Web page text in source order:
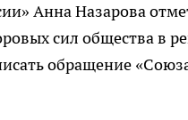
Анна Назарова
сил общества в
обращение